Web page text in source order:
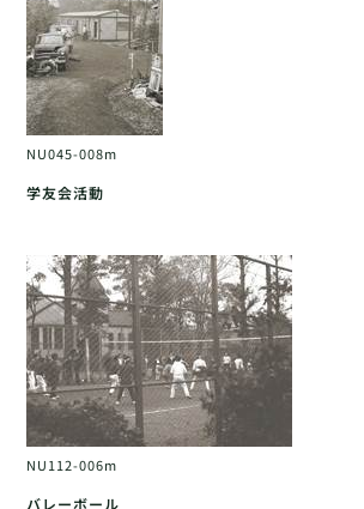
NU045-008m
学友会活動
NU112-006m
バレーボール